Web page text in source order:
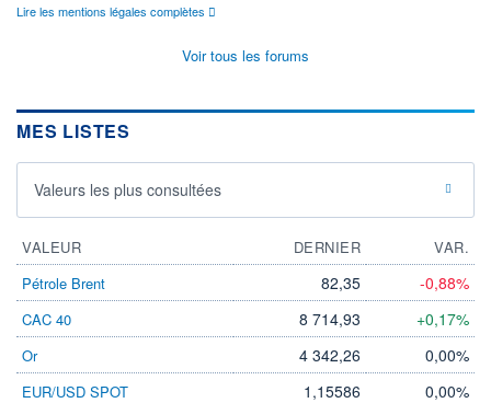
Lire les mentions légales complètes
Voir tous les forums
MES LISTES
Valeurs les plus consultées
VALEUR DERNIER
VAR.
Pétrole Brent
82,35 -0,88%
CAC 40 8 714,93 +0,17%
Or 4 342,26 0,00%
EUR/USD SPOT 1,15586 0,00%